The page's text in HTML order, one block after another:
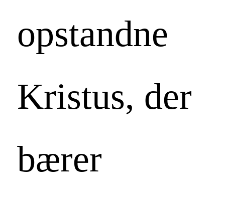
opstandne
Kristus, der
bærer